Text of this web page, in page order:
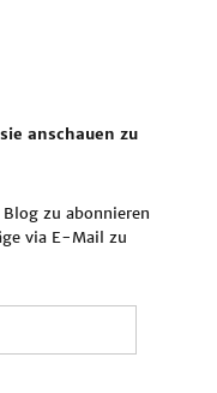
anschauen zu
zu abonnieren
via E-Mail zu